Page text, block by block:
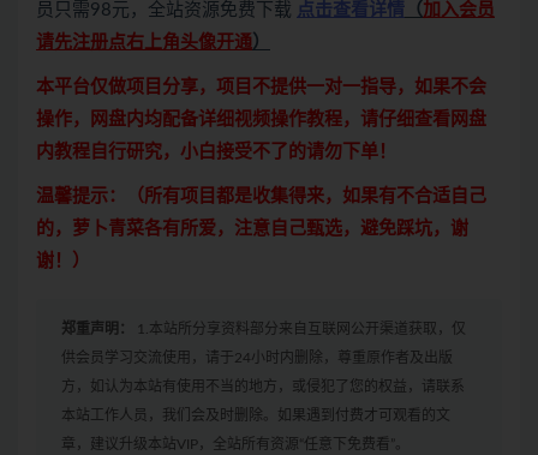
员只需98元，全站资源免费下载 点击查看详情 （加入会员
请先注册点右上角头像开通）
本平台仅做项目分享，项目不提供一对一指导，如果不会
操作，网盘内均配备详细视频操作教程，请仔细查看网盘
内教程自行研究，小白接受不了的请勿下单！
温馨提示：（所有项目都是收集得来，如果有不合适自己
的，萝卜青菜各有所爱，注意自己甄选，避免踩坑，谢
谢！）
郑重声明：
1.本站所分享资料部分来自互联网公开渠道获取，仅
供会员学习交流使用，请于24小时内删除，尊重原作者及出版
方，如认为本站有使用不当的地方，或侵犯了您的权益，请联系
本站工作人员，我们会及时删除。如果遇到付费才可观看的文
章，建议升级本站VIP，全站所有资源“任意下免费看”。